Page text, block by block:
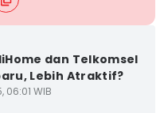
dan Telkomsel
Lebih Atraktif?
06:01 WIB